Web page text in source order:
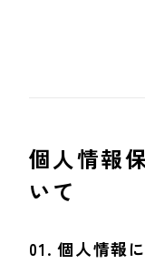
個人情報
いて
01. 個人情報